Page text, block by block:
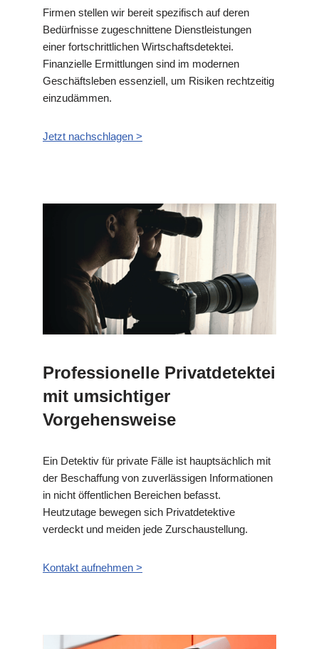
Firmen stellen wir bereit spezifisch auf deren
Bedürfnisse zugeschnittene Dienstleistungen
einer fortschrittlichen Wirtschaftsdetektei.
Finanzielle Ermittlungen sind im modernen
Geschäftsleben essenziell, um Risiken rechtzeitig
einzudämmen.
Jetzt nachschlagen >
Professionelle Privatdetektei
mit umsichtiger
Vorgehensweise
Ein Detektiv für private Fälle ist hauptsächlich mit
der Beschaffung von zuverlässigen Informationen
in nicht öffentlichen Bereichen befasst.
Heutzutage bewegen sich Privatdetektive
verdeckt und meiden jede Zurschaustellung.
Kontakt aufnehmen >